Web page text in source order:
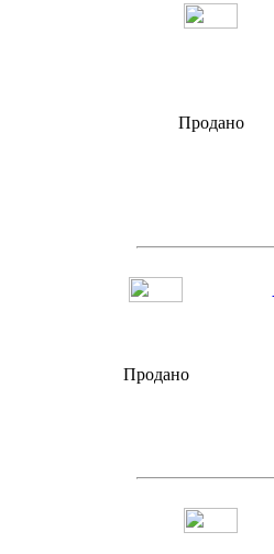
Продано
Продано